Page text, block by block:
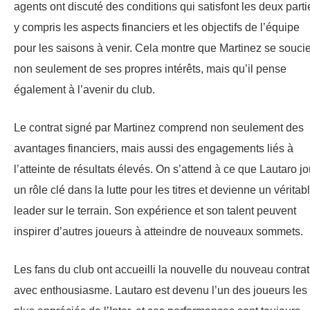
agents ont discuté des conditions qui satisfont les deux
y compris les aspects financiers et les objectifs de l’équipe
pour les saisons à venir. Cela montre que Martinez se
non seulement de ses propres intérêts, mais qu’il pense
également à l’avenir du club.
Le contrat signé par Martinez comprend non seulement des
avantages financiers, mais aussi des engagements liés à
l’atteinte de résultats élevés. On s’attend à ce que Lautaro
un rôle clé dans la lutte pour les titres et devienne un
leader sur le terrain. Son expérience et son talent peuvent
inspirer d’autres joueurs à atteindre de nouveaux sommets.
Les fans du club ont accueilli la nouvelle du nouveau contrat
avec enthousiasme. Lautaro est devenu l’un des joueurs les